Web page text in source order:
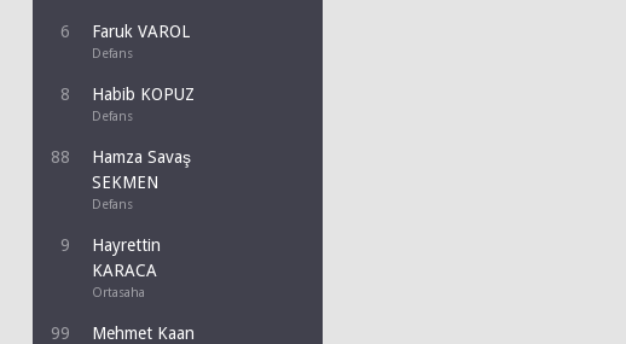
6 Faruk VAROL
Defans
8 Habib KOPUZ
Defans
88
Hamza Savaş
SEKMEN
Defans
9
Hayrettin
KARACA
Ortasaha
99
Mehmet Kaan